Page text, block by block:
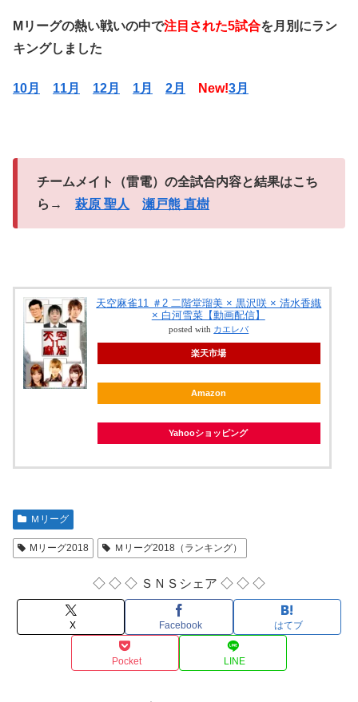
Mリーグの熱い戦いの中で注目された5試合を月別にラン
キングしました
10月 11月 12月 1月 2月 New!3月
チームメイト（雷電） の全試合内容と結果はこち
ら→
萩原 聖人 瀬戸熊 直樹
天空麻雀11 ＃2 二階堂瑠美 × 黒沢咲 × 清水香織
× 白河雪菜【動画配信】
posted with カエレバ
楽天市場
Amazon
Yahooショッピング
Ｍリーグ
Mリーグ2018 Ｍリーグ2018（ランキング）
◇ ◇ ◇ ＳＮＳシェア ◇ ◇ ◇
X Facebook はてブ
Pocket LINE